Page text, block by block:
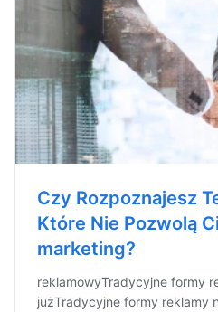
Czy Rozpoznajesz
Które Nie Pozwolą
marketing?
reklamowyTradycyjne formy
jużTradycyjne formy reklamy